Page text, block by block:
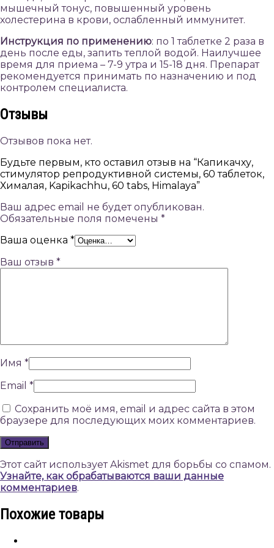
мышечный тонус, повышенный уровень
холестерина в крови, ослабленный иммунитет.
Инструкция по применению: по 1 таблетке 2 раза в
день после еды, запить теплой водой. Наилучшее
время для приема – 7-9 утра и 15-18 дня. Препарат
рекомендуется принимать по назначению и под
контролем специалиста.
Отзывы
Отзывов пока нет.
Будьте первым, кто оставил отзыв на “Капикачху,
стимулятор репродуктивной системы, 60 таблеток,
Хималая, Kapikachhu, 60 tabs, Himalaya”
Ваш адрес email не будет опубликован.
Обязательные поля помечены *
Ваша оценка *
Ваш отзыв *
Имя *
Email *
Сохранить моё имя, email и адрес сайта в этом
браузере для последующих моих комментариев.
Этот сайт использует Akismet для борьбы со спамом.
Узнайте, как обрабатываются ваши данные
комментариев.
Похожие товары